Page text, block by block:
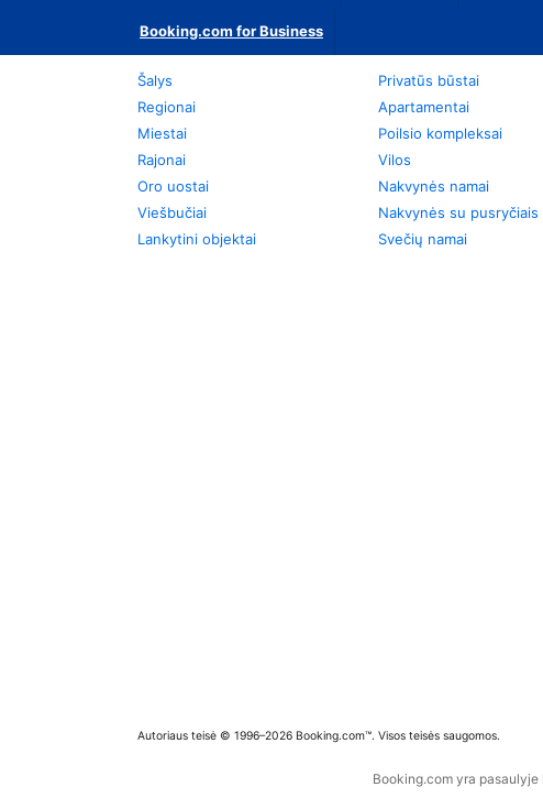
Booking.com for Business
Šalys
Regionai
Miestai
Rajonai
Oro uostai
Viešbučiai
Lankytini objektai
Privatūs būstai
Apartamentai
Poilsio kompleksai
Vilos
Nakvynės namai
Nakvynės su pusryčiais
Svečių namai
Autoriaus teisė © 1996–2026 Booking.com™. Visos teisės saugomos.
Booking.com yra pasaulyje